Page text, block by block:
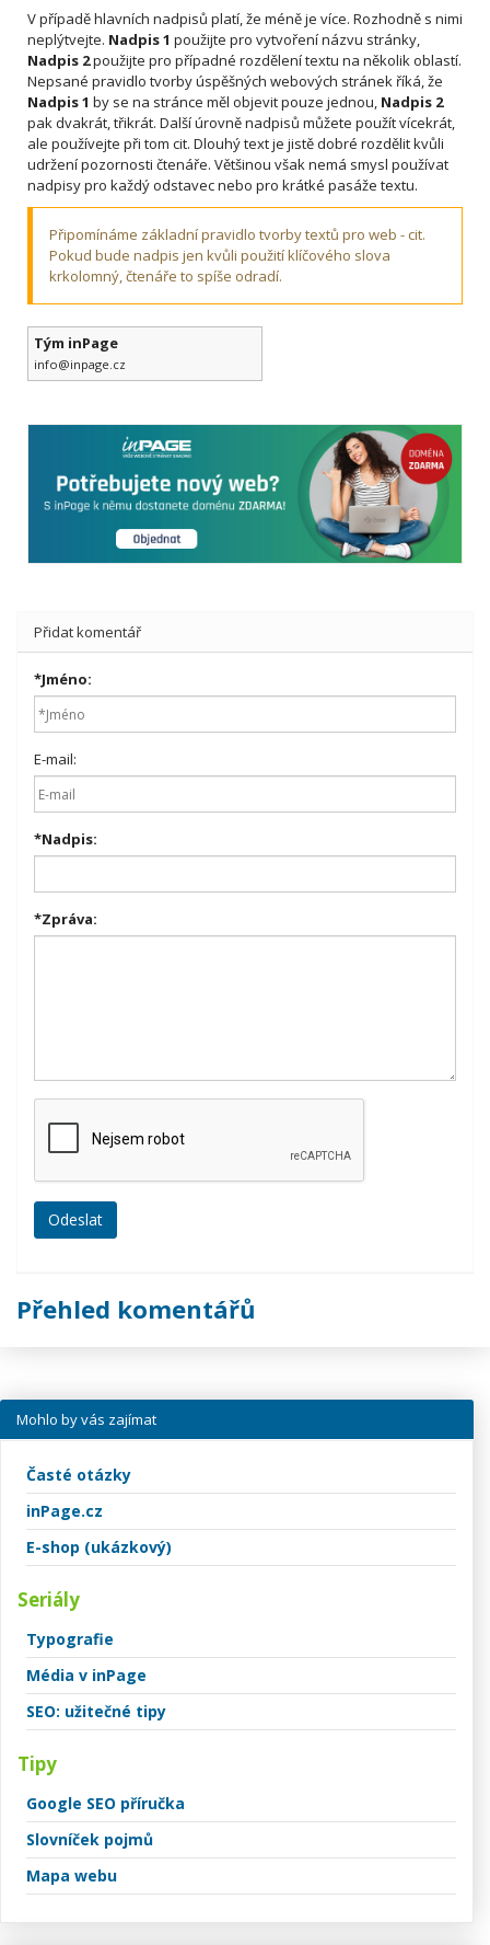
V případě hlavních nadpisů platí, že méně je více. Rozhodně s nimi
neplýtvejte. Nadpis 1 použijte pro vytvoření názvu stránky,
Nadpis 2použijte pro případné rozdělení textu na několik oblastí.
Nepsané pravidlo tvorby úspěšných webových stránek říká, že
Nadpis 1 by se na stránce měl objevit pouze jednou, Nadpis 2
pak dvakrát, třikrát. Další úrovně nadpisů můžete použít vícekrát,
ale používejte při tom cit. Dlouhý text je jistě dobré rozdělit kvůli
udržení pozornosti čtenáře. Většinou však nemá smysl používat
nadpisy pro každý odstavec nebo pro krátké pasáže textu.
Připomínáme základní pravidlo tvorby textů pro web - cit.
Pokud bude nadpis jen kvůli použití klíčového slova
krkolomný, čtenáře to spíše odradí.
Tým inPage
info@inpage.cz
Přidat komentář
*Jméno:
E-mail:
*Nadpis:
*Zpráva:
Přehled komentářů
Mohlo by vás zajímat
Časté otázky
inPage.cz
E-shop (ukázkový)
Seriály
Typografie
Média v inPage
SEO: užitečné tipy
Tipy
Google SEO příručka
Slovníček pojmů
Mapa webu